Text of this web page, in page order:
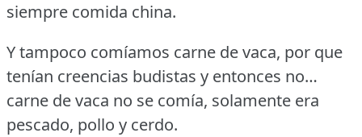
siempre comida china.
Y tampoco comíamos carne de vaca, por que
tenían creencias budistas y entonces no…
carne de vaca no se comía, solamente era
pescado, pollo y cerdo.